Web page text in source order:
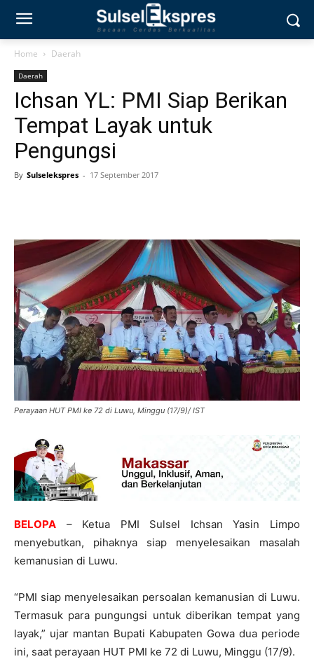
Home Daerah
Daerah
Ichsan YL: PMI Siap Berikan
Tempat Layak untuk
Pengungsi
By Sulselekspres - 17 September 2017
Perayaan HUT PMI ke 72 di Luwu, Minggu (17/9)/ IST
BELOPA – Ketua PMI Sulsel Ichsan Yasin Limpo
menyebutkan, pihaknya siap menyelesaikan masalah
kemanusian di Luwu.
“PMI siap menyelesaikan persoalan kemanusian di Luwu.
Termasuk para pungungsi untuk diberikan tempat yang
layak,” ujar mantan Bupati Kabupaten Gowa dua periode
ini, saat perayaan HUT PMI ke 72 di Luwu, Minggu (17/9).